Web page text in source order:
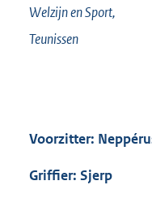
Welzijn en Sport,
Teunissen
Voorzitter:
Griffier: Sjerp